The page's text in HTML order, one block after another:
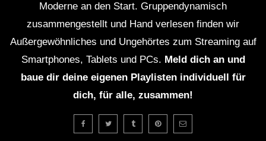
Moderne an den Start. Gruppendynamisch
zusammengestellt und Hand verlesen finden wir
Außergewöhnliches und Ungehörtes zum Streaming auf
Smartphones, Tablets und PCs. Meld dich an und
baue dir deine eigenen Playlisten individuell für
dich, für alle, zusammen!